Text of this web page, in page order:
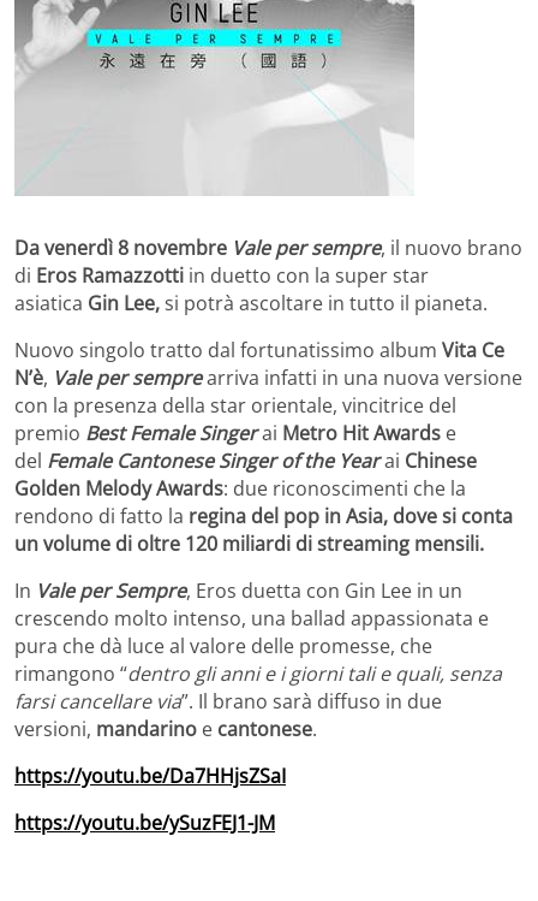
Davenerdì8 novembre Vale per sempre, il nuovo brano
di Eros Ramazzotti in duetto con la super star
asiatica Gin Lee,si potrà ascoltare in tutto il pianeta.
Nuovo singolo tratto dal fortunatissimo album Vita Ce
N’è, Vale per semprearriva infatti in una nuova versione
con la presenza della star orientale, vincitrice del
premio Best Female Singerai Metro Hit Awards e
del Female Cantonese Singer of the Yearai Chinese
Golden Melody Awards: due riconoscimenti che la
rendono di fatto la regina del pop in Asia, dove si conta
un volume di oltre 120 miliardi di streaming mensili.
In Vale per Sempre, Eros duetta con Gin Lee in un
crescendo molto intenso, una ballad appassionata e
pura che dà luce al valore delle promesse, che
rimangono “dentro gli anni e i giorni tali e quali, senza
farsi cancellare via”. Il brano sarà diffuso in due
versioni, mandarino e cantonese.
https://youtu.be/Da7HHjsZSaI
https://youtu.be/ySuzFEJ1-JM